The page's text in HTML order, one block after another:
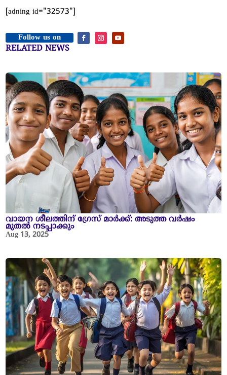
[adning id="32573"]
Follow us on
RELATED NEWS
വായന ശീലത്തിന് ഗ്രേസ് മാർക്ക്: അടുത്ത വർഷം
മുതൽ നടപ്പാക്കും
Aug 13, 2025